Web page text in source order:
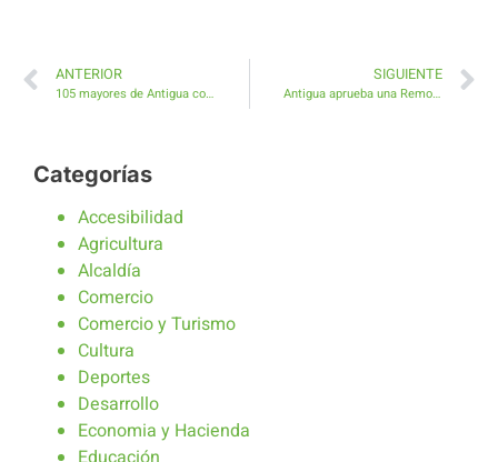
ANTERIOR
105 mayores de Antigua confirman su embarque al Crucero por el Mediterráneo
SIGUIENTE
Antigua aprueba una Remodelación vial en Caleta de Fuste por 2,5 millones de euros
Categorías
Accesibilidad
Agricultura
Alcaldía
Comercio
Comercio y Turismo
Cultura
Deportes
Desarrollo
Economia y Hacienda